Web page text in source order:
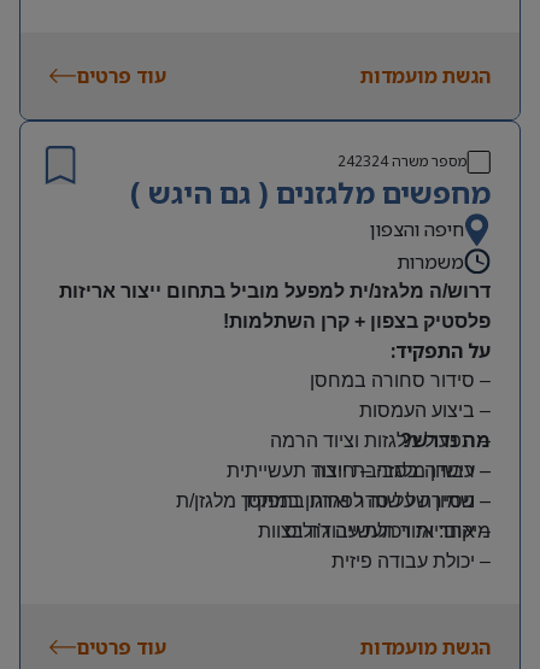
הגשת מועמדות עוד פרטים
מספר משרה242324
מחפשים מלגזנים ( גם היגש )
חיפה והצפון
משמרות
דרוש/ה מלגזנ/ית למפעל מוביל בתחום ייצור אריזות
פלסטיק בצפון + קרן השתלמות!
על התפקיד:
– סידור סחורה במחסן
– ביצוע העמסות
– תפעול מלגזות וציוד הרמה
– עבודה בסביבת ייצור תעשייתית
– שמירה על סדר וארגון במחסן
מה נדרש?
– רישיון מלגזה – חובה
– ניסיון של שנה לפחות בתפקיד מלגזן/ת
– אחריות ויכולת עבודה בצוות
– יכולת עבודה פיזית
משמרות:
מיקום: אזור תעשייה ג’וליס
הגשת מועמדות עוד פרטים